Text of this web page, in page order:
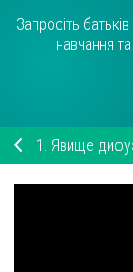
Запросіть
навчання
1. Явище